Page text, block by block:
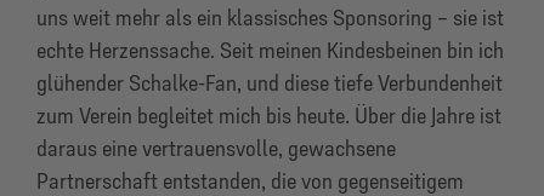
uns weit mehr als ein klassisches Sponsoring – sie ist
echte Herzenssache. Seit meinen Kindesbeinen bin ich
glühender Schalke-Fan, und diese tiefe Verbundenheit
zum Verein begleitet mich bis heute. Über die Jahre ist
daraus eine vertrauensvolle, gewachsene
Partnerschaft entstanden, die von gegenseitigem